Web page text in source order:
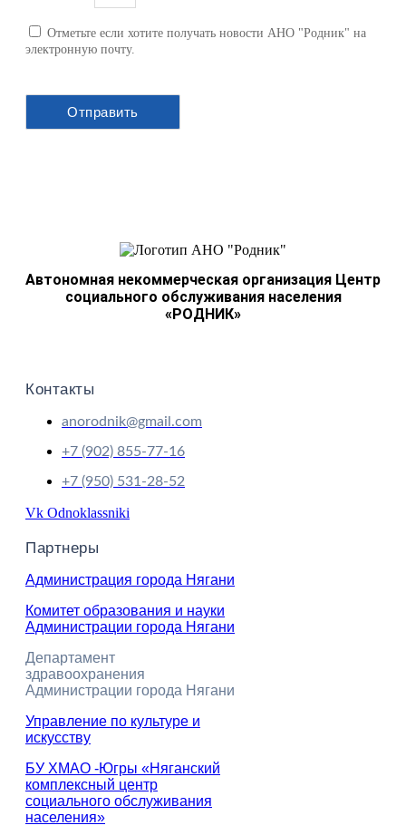
Отметьте если хотите получать новости АНО "Родник" на
электронную почту.
Автономная некоммерческая организация Центр
социального обслуживания населения
«РОДНИК»
Контакты
anorodnik@gmail.com
+7 (902) 855-77-16
+7 (950) 531-28-52
Vk Odnoklassniki
Партнеры
Администрация города Нягани
Комитет образования и науки
Администрации города Нягани
Департамент
здравоохранения
Администрации города Нягани
Управление по культуре и
искусству
БУ ХМАО -Югры «Няганский
комплексный центр
социального обслуживания
населения»